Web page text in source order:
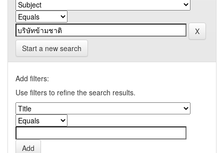
Start a new search
Add filters:
Use filters to refine the search results.